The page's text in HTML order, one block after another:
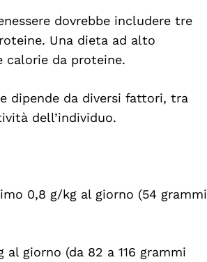
dovrebbe includere tre
Una dieta ad alto
calorie da proteine.
dipende da diversi fattori, tra
dell’individuo.
0,8 g/kg al giorno (54 grammi
al giorno (da 82 a 116 grammi